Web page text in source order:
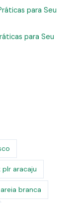
para Seu
para Seu
aracaju
branca